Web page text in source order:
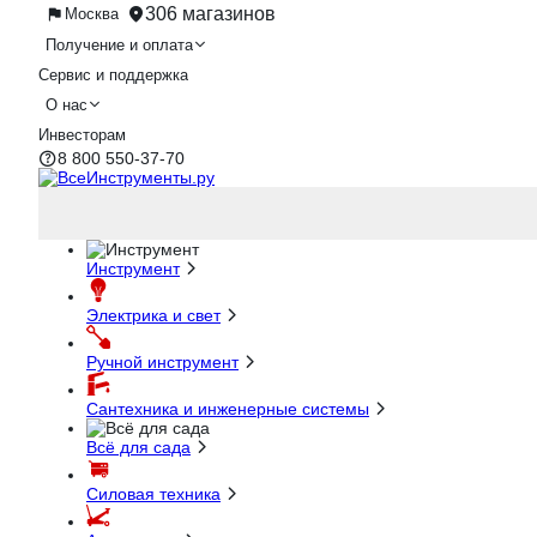
Москва 306 магазинов
Получение и оплата
Сервис и поддержка
О нас
Инвесторам
8 800 550-37-70
Инструмент
Электрика и свет
Ручной инструмент
Сантехника и инженерные системы
Всё для сада
Силовая техника